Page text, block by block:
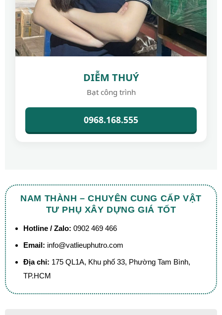
DIỄM THUÝ
Bạt công trình
0968.168.555
NAM THÀNH – CHUYÊN CUNG CẤP VẬT
TƯ PHỤ XÂY DỰNG GIÁ TỐT
Hotline / Zalo: 0902 469 466
Email: info@vatlieuphutro.com
Địa chỉ: 175 QL1A, Khu phố 33, Phường Tam Bình,
TP.HCM